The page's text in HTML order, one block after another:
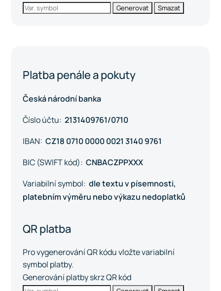
Generovat Smazat
Platba penále a pokuty
Česká národní banka
Číslo účtu: 2131409761/0710
IBAN: CZ18 0710 0000 0021 3140 9761
BIC (SWIFT kód): CNBACZPPXXX
Variabilní symbol: dle textu v písemnosti,
platebním výměru nebo výkazu nedoplatků
QR platba
Pro vygenerování QR kódu vložte variabilní
symbol platby.
Generování platby skrz QR kód